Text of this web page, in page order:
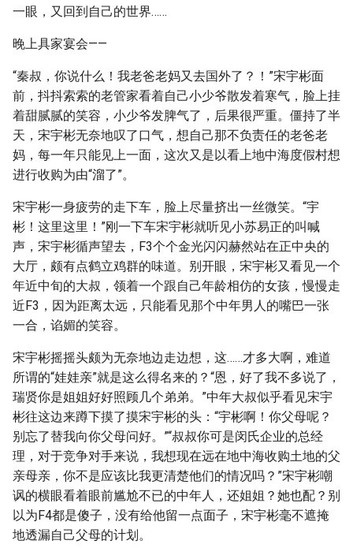
一眼，又回到自己的世界……
晚上具家宴会——
“秦叔，你说什么！我老爸老妈又去国外了？！”宋宇彬面
前，抖抖索索的老管家看着自己小少爷散发着寒气，脸上挂
着甜腻腻的笑容，小少爷发脾气了，后果很严重。僵持了半
天，宋宇彬无奈地叹了口气，想自己那不负责任的老爸老
妈，每一年只能见上一面，这次又是以看上地中海度假村想
进行收购为由“溜了”。
宋宇彬一身疲劳的走下车，脸上尽量挤出一丝微笑。“宇
彬！这里这里！”刚一下车宋宇彬就听见小苏易正的叫喊
声，宋宇彬循声望去，F3个个金光闪闪赫然站在正中央的
大厅，颇有点鹤立鸡群的味道。别开眼，宋宇彬又看见一个
年近中旬的大叔，领着一个跟自己年龄相仿的女孩，慢慢走
近F3，因为距离太远，只能看见那个中年男人的嘴巴一张
一合，谄媚的笑容。
宋宇彬摇摇头颇为无奈地边走边想，这……才多大啊，难道
所谓的“娃娃亲”就是这么得名来的？“恩，好了我不多说了，
瑞贤你是姐姐好好照顾几个弟弟。”中年大叔似乎看见宋宇
彬往这边来蹲下摸了摸宋宇彬的头：“宇彬啊！你父母呢？
别忘了替我向你父母问好。”“叔叔你可是闵氏企业的总经
理，对于竞争对手来说，我想现在远在地中海收购土地的父
亲母亲，你不是应该比我更清楚他们的情况吗？”宋宇彬嘲
讽的横眼看着眼前尴尬不已的中年人，还姐姐？她也配？别
以为F4都是傻子，没有给他留一点面子，宋宇彬毫不遮掩
地透漏自己父母的计划。